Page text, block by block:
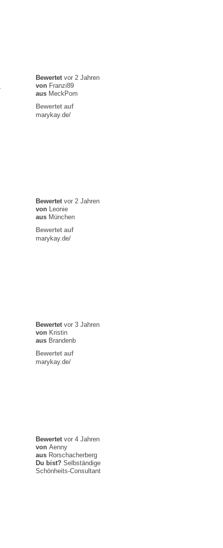
Bewertetvor 2 Jahren
von Franzi89
aus MeckPom
Bewertet auf
marykay.de/
Bewertetvor 2 Jahren
von Leonie
aus München
Bewertet auf
marykay.de/
Bewertetvor 3 Jahren
von Kristin
aus Brandenb
Bewertet auf
marykay.de/
Bewertetvor 4 Jahren
von Aenny
aus Rorschacherberg
Du bist?Selbständige
Schönheits-Consultant